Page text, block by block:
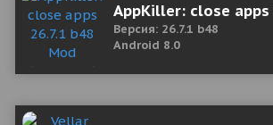
AppKiller: close
Версия: 26.7.1 b48
Android 8.0